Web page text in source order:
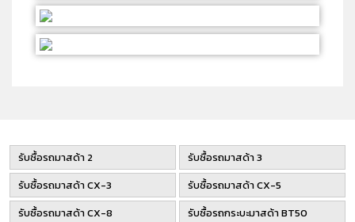
รับซื้อรถมาสด้า 2
รับซื้อรถมาสด้า 3
รับซื้อรถมาสด้า CX-3
รับซื้อรถมาสด้า CX-5
รับซื้อรถมาสด้า CX-8
รับซื้อรถกระบะมาสด้า BT50